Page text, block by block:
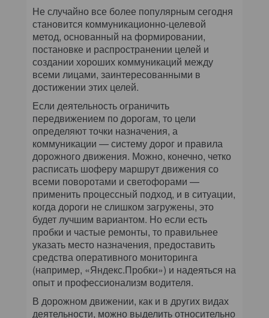
Не случайно все более популярным сегодня
становится коммуникационно-целевой
метод, основанный на формировании,
постановке и распространении целей и
создании хороших коммуникаций между
всеми лицами, заинтересованными в
достижении этих целей.
Если деятельность ограничить
передвижением по дорогам, то цели
определяют точки назначения, а
коммуникации — систему дорог и правила
дорожного движения. Можно, конечно, четко
расписать шоферу маршрут движения со
всеми поворотами и светофорами —
применить процессный подход, и в ситуации,
когда дороги не слишком загружены, это
будет лучшим вариантом. Но если есть
пробки и частые ремонты, то правильнее
указать место назначения, предоставить
средства оперативного мониторинга
(например, «Яндекс.Пробки») и надеяться на
опыт и профессионализм водителя.
В дорожном движении, как и в других видах
деятельности, можно выделить относительно